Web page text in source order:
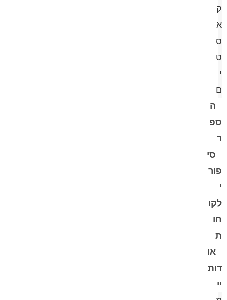
ק
א
ס
ט
י
ם
ה
ספ
ר
סי
פור
י
לקו
חו
ת
או
דות
יי